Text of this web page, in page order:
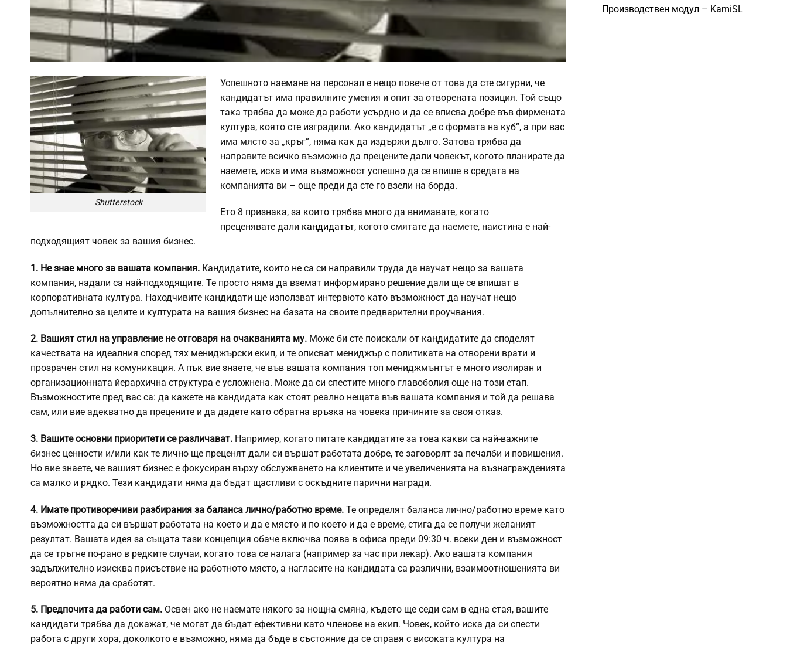
Shutterstock
Успешното наемане на персонал е нещо повече от това да сте сигурни, че
кандидатът има правилните умения и опит за отворената позиция. Той също
така трябва да може да работи усърдно и да се вписва добре във фирмената
култура, която сте изградили. Ако кандидатът „е с формата на куб”, а при вас
има място за „кръг”, няма как да издържи дълго. Затова трябва да
направите всичко възможно да прецените дали човекът, когото планирате да
наемете, иска и има възможност успешно да се впише в средата на
компанията ви – още преди да сте го взели на борда.
Ето 8 признака, за които трябва много да внимавате, когато
преценявате дали кандидатът, когото смятате да наемете, наистина е най-
подходящият човек за вашия бизнес.
1. Не знае много за вашата компания. Кандидатите, които не са си направили труда да научат нещо за вашата
компания, надали са най-подходящите. Те просто няма да вземат информирано решение дали ще се впишат в
корпоративната култура. Находчивите кандидати ще използват интервюто като възможност да научат нещо
допълнително за целите и културата на вашия бизнес на базата на своите предварителни проучвания.
2. Вашият стил на управление не отговаря на очакванията му. Може би сте поискали от кандидатите да споделят
качествата на идеалния според тях мениджърски екип, и те описват мениджър с политиката на отворени врати и
прозрачен стил на комуникация. А пък вие знаете, че във вашата компания топ мениджмънтът е много изолиран и
организационната йерархична структура е усложнена. Може да си спестите много главоболия още на този етап.
Възможностите пред вас са: да кажете на кандидата как стоят реално нещата във вашата компания и той да решава
сам, или вие адекватно да прецените и да дадете като обратна връзка на човека причините за своя отказ.
3. Вашите основни приоритети се различават. Например, когато питате кандидатите за това какви са най-важните
бизнес ценности и/или как те лично ще преценят дали си вършат работата добре, те заговорят за печалби и повишения.
Но вие знаете, че вашият бизнес е фокусиран върху обслужването на клиентите и че увеличенията на възнагражденията
са малко и рядко. Тези кандидати няма да бъдат щастливи с оскъдните парични награди.
4. Имате противоречиви разбирания за баланса лично/работно време. Те определят баланса лично/работно време като
възможността да си вършат работата на което и да е място и по което и да е време, стига да се получи желаният
резултат. Вашата идея за същата тази концепция обаче включва поява в офиса преди 09:30 ч. всеки ден и възможност
да се тръгне по-рано в редките случаи, когато това се налага (например за час при лекар). Ако вашата компания
задължително изисква присъствие на работното място, а нагласите на кандидата са различни, взаимоотношенията ви
вероятно няма да сработят.
5. Предпочита да работи сам. Освен ако не наемате някого за нощна смяна, където ще седи сам в една стая, вашите
кандидати трябва да докажат, че могат да бъдат ефективни като членове на екип. Човек, който иска да си спести
работа с други хора, доколкото е възможно, няма да бъде в състояние да се справя с високата култура на
Производствен модул – KamiSL